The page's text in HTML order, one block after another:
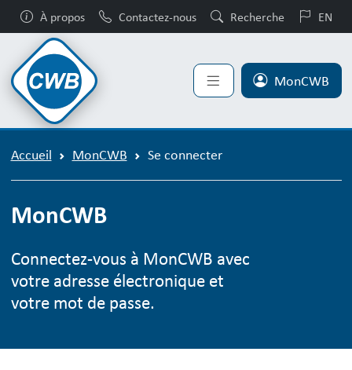
À propos Contactez-nous Recherche EN
MonCWB
Accueil MonCWB Se connecter
MonCWB
Connectez-vous à MonCWB avec
votre adresse électronique et
votre mot de passe.